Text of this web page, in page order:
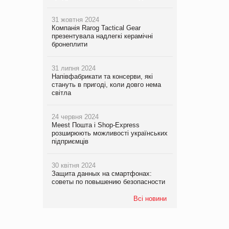
31 жовтня 2024
Компанія Rarog Tactical Gear
презентувала надлегкі керамічні
бронеплити
31 липня 2024
Напівфабрикати та консерви, які
стануть в пригоді, коли довго нема
світла
24 червня 2024
Meest Пошта і Shop-Express
розширюють можливості українських
підприємців
30 квітня 2024
Защита данных на смартфонах:
советы по повышению безопасности
Всі новини